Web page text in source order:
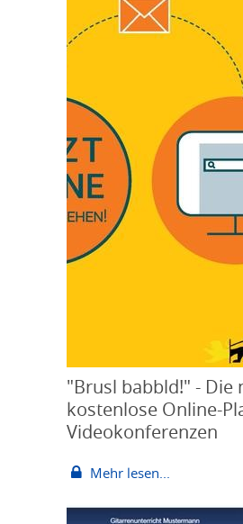
"Brusl babbld!" - Die
kostenlose Online-
Videokonferenzen
Mehr lesen...